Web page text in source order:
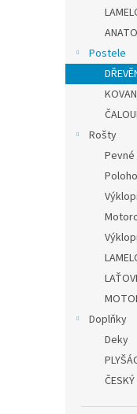
Postele
Rošty
Doplňky
Deky